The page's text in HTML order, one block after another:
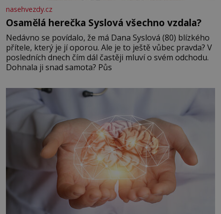
nasehvezdy.cz
Osamělá herečka Syslová všechno vzdala?
Nedávno se povídalo, že má Dana Syslová (80) blízkého
přítele, který je jí oporou. Ale je to ještě vůbec pravda? V
posledních dnech čím dál častěji mluví o svém odchodu.
Dohnala ji snad samota? Půs